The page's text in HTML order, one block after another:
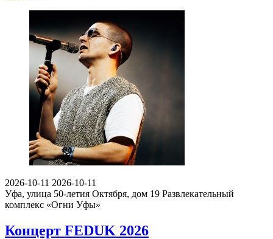
2026-10-11 2026-10-11
Уфа, улица 50-летия Октября, дом 19 Развлекательный
комплекс «Огни Уфы»
Концерт FEDUK 2026